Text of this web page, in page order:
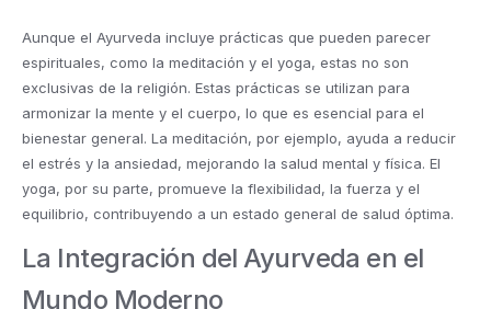
Aunque el Ayurveda incluye prácticas que pueden parecer
espirituales, como la meditación y el yoga, estas no son
exclusivas de la religión. Estas prácticas se utilizan para
armonizar la mente y el cuerpo, lo que es esencial para el
bienestar general. La meditación, por ejemplo, ayuda a reducir
el estrés y la ansiedad, mejorando la salud mental y física. El
yoga, por su parte, promueve la flexibilidad, la fuerza y el
equilibrio, contribuyendo a un estado general de salud óptima.
La Integración del Ayurveda en el
Mundo Moderno